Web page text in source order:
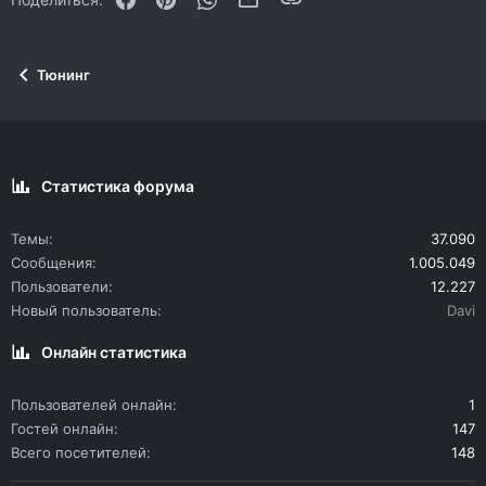
Тюнинг
Статистика форума
Темы
37.090
Сообщения
1.005.049
Пользователи
12.227
Новый пользователь
Davi
Онлайн статистика
Пользователей онлайн
1
Гостей онлайн
147
Всего посетителей
148